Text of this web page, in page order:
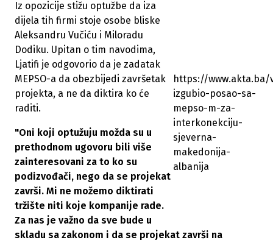
https://
izgubio-posao-sa-
mepso-m-za-
interkonekciju-
sjeverna-
makedonija-
albanija
Iz opozicije stižu optužbe da iza
dijela tih firmi stoje osobe bliske
Aleksandru Vučiću i Miloradu
Dodiku. Upitan o tim navodima,
Ljatifi je odgovorio da je zadatak
MEPSO-a da obezbijedi završetak
projekta, a ne da diktira ko će
raditi.
"Oni koji optužuju možda su u
prethodnom ugovoru bili više
zainteresovani za to ko su
podizvođači, nego da se projekat
završi. Mi ne možemo diktirati
tržište niti koje kompanije rade.
Za nas je važno da sve bude u
skladu sa zakonom i da se projekat završi na